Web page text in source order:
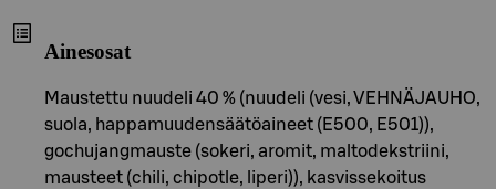
Ainesosat
Maustettu nuudeli 40 % (nuudeli (vesi, VEHNÄJAUHO,
suola, happamuudensäätöaineet (E500, E501)),
gochujangmauste (sokeri, aromit, maltodekstriini,
mausteet (chili, chipotle, liperi)), kasvissekoitus